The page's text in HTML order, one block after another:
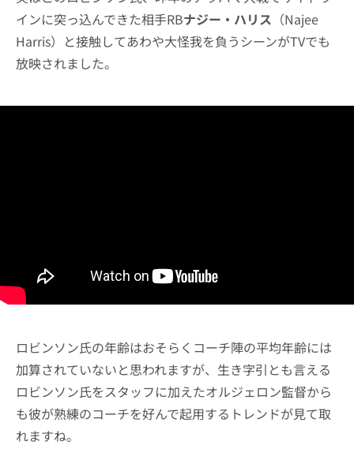
インに突っ込んできた相手RBナジー・ハリス （Najee
Harris）と接触してあわや大怪我を負うシーンがTVでも
放映されました。
ロビンソン氏の年齢はおそらくコーチ陣の平均年齢には
加算されていないと思われますが、生き字引とも言える
ロビンソン氏をスタッフに加えたオルジェロン監督から
も彼が熟練のコーチを好んで起用するトレンドが見て取
れますね。